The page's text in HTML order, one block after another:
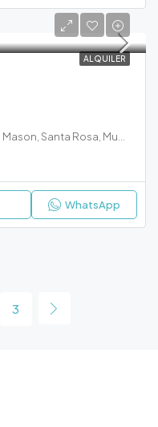
ALQUILER
WhatsApp
3